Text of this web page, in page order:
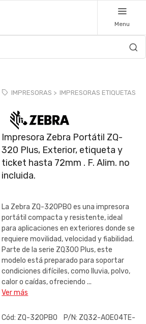
Menu
IMPRESORAS > IMPRESORAS ETIQUETAS
Impresora Zebra Portátil ZQ-
320 Plus, Exterior, etiqueta y
ticket hasta 72mm . F. Alim. no
incluida.
La Zebra ZQ-320PBO es una impresora
portátil compacta y resistente, ideal
para aplicaciones en exteriores donde se
requiere movilidad, velocidad y fiabilidad.
Parte de la serie ZQ300 Plus, este
modelo está preparado para soportar
condiciones difíciles, como lluvia, polvo,
calor o caídas, ofreciendo ...
Ver más
Cód: ZQ-320PBO P/N: ZQ32-A0E04TE-